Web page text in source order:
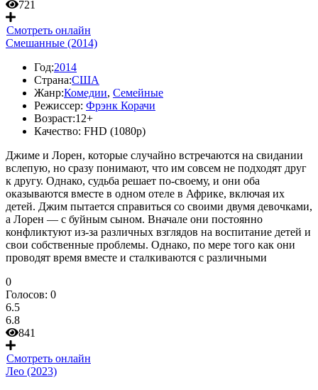
721
Смотреть онлайн
Смешанные (2014)
Год:2014
Страна:США
Жанр:Комедии, Семейные
Режиссер: Фрэнк Корачи
Возраст:12+
Качество: FHD (1080p)
Джиме и Лорен, которые случайно встречаются на свидании
вслепую, но сразу понимают, что им совсем не подходят друг
к другу. Однако, судьба решает по-своему, и они оба
оказываются вместе в одном отеле в Африке, включая их
детей. Джим пытается справиться со своими двумя девочками,
а Лорен — с буйным сыном. Вначале они постоянно
конфликтуют из-за различных взглядов на воспитание детей и
свои собственные проблемы. Однако, по мере того как они
проводят время вместе и сталкиваются с различными
0
Голосов: 0
6.5
6.8
841
Смотреть онлайн
Лео (2023)